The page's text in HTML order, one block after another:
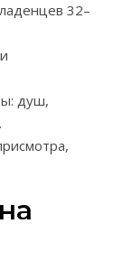
32–
душ,